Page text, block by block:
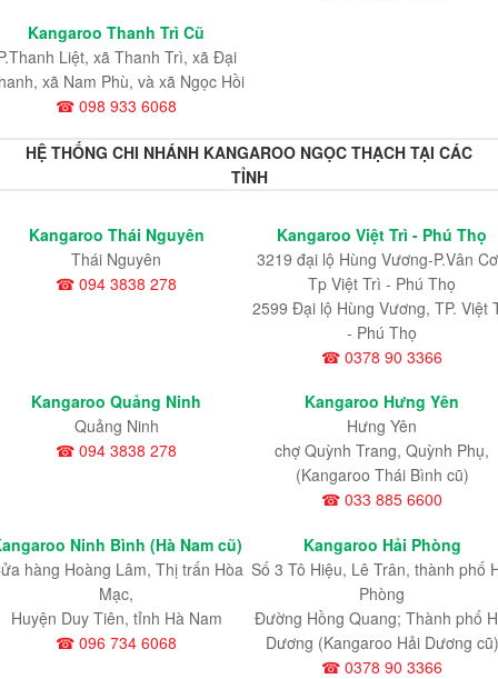
Kangaroo Thanh Trì Cũ
Liệt, xã Thanh Trì, xã Đại
xã Nam Phù, và xã Ngọc Hồi
☎ 098 933 6068
HỆ THỐNG CHI NHÁNH KANGAROO NGỌC THẠCH TẠI CÁC
TỈNH
Kangaroo Thái Nguyên
Thái Nguyên
☎ 094 3838 278
Kangaroo Việt Trì - Phú Thọ
3219 đại lộ Hùng Vương-P.Vân
Tp Việt Trì - Phú Thọ
2599 Đại lộ Hùng Vương, TP. Việt
- Phú Thọ
☎ 0378 90 3366
Kangaroo Quảng Ninh
Quảng Ninh
☎ 094 3838 278
Kangaroo Hưng Yên
Hưng Yên
chợ Quỳnh Trang, Quỳnh Phụ,
(Kangaroo Thái Bình cũ)
☎ 033 885 6600
Ninh Bình (Hà Nam cũ)
hàng Hoàng Lâm, Thị trấn Hòa
Mạc,
Huyện Duy Tiên, tỉnh Hà Nam
☎ 096 734 6068
Kangaroo Hải Phòng
Số 3 Tô Hiệu, Lê Trân, thành phố
Phòng
Đường Hồng Quang; Thành phố
Dương (Kangaroo Hải Dương cũ)
☎ 0378 90 3366